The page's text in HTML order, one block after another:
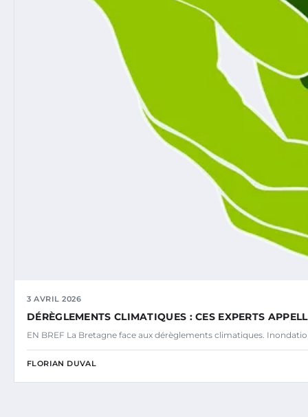
3 AVRIL 2026
DÉRÈGLEMENTS CLIMATIQUES : CES EXPERTS
EN BREF La Bretagne face aux dérèglements climatiques.
FLORIAN DUVAL